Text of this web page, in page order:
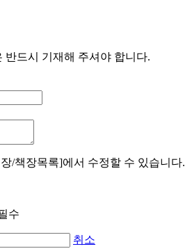
반드시 기재해 주셔야 합니다.
/책장목록]에서 수정할 수 있습니다.
취소